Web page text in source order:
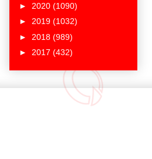
► 2020 (1090)
► 2019 (1032)
► 2018 (989)
► 2017 (432)